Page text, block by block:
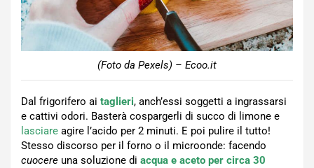
(Foto da Pexels) – Ecoo.it
Dal frigorifero ai taglieri, anch’essi soggetti a ingrassarsi
e cattivi odori. Basterà cospargerli di succo di limone e
lasciare agire l’acido per 2 minuti. E poi pulire il tutto!
Stesso discorso per il forno o il microonde: facendo
cuocere una soluzione di acqua e aceto per circa 30